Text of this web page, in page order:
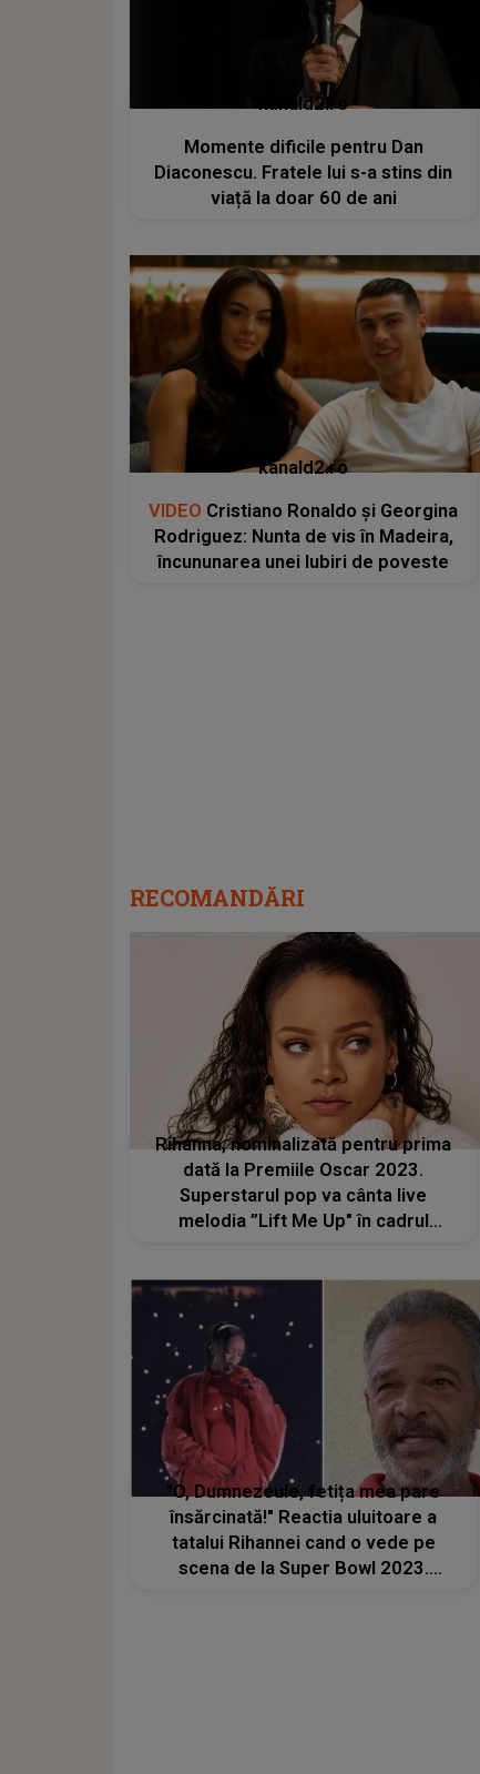
kanald2.ro
Momente dificile pentru Dan
Diaconescu. Fratele lui s-a stins din
viață la doar 60 de ani
kanald2.ro
VIDEO Cristiano Ronaldo și Georgina
Rodriguez: Nunta de vis în Madeira,
încununarea unei Iubiri de poveste
RECOMANDĂRI
Rihanna, nominalizată pentru prima
dată la Premiile Oscar 2023.
Superstarul pop va cânta live
melodia ”Lift Me Up" în cadrul
"O, Dumnezeule, fetița mea pare
însărcinată!" Reactia uluitoare a
tatalui Rihannei cand o vede pe
scena de la Super Bowl 2023.